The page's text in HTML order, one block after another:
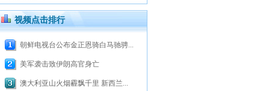
视频点击排行
朝鲜电视台公布金正恩骑白马驰骋...
美军袭击致伊朗高官身亡
澳大利亚山火烟霾飘千里 新西兰...